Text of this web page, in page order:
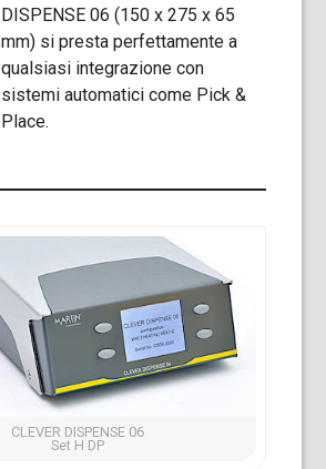
DISPENSE 06 (150 x 275 x 65
mm) si presta perfettamente a
qualsiasi integrazione con
sistemi automatici come Pick &
Place.
CLEVER DISPENSE 06
Set H DP